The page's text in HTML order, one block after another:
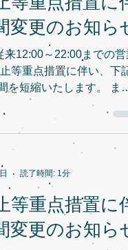
変更のお知らせ
12:00～22:00までの営
等重点措置に伴い、下記
を短縮いたします。 ま
提供は終日自粛させてい
2022/2/14（月）～
間：12:00～16:00...
読了時間: 1分
等重点措置に伴
変更のお知らせ